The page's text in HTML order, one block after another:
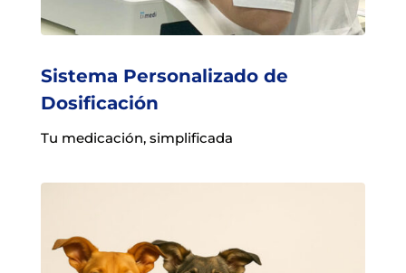
Sistema Personalizado de
Dosificación
Tu medicación, simplificada